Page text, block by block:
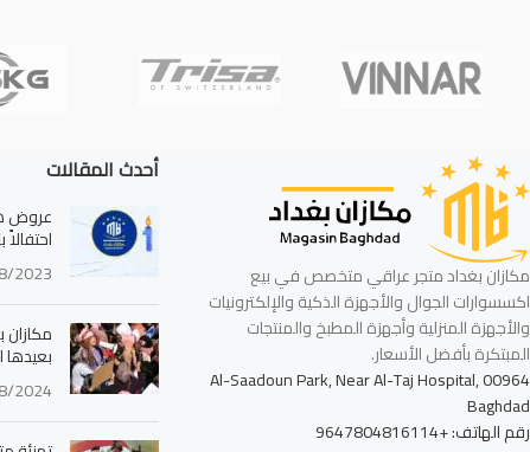
مكازان بغداد متجر عراقي متخصص في بيع
اكسسوارات الجوال والأجهزة الذكية والإلكترونيات
والأجهزة المنزلية وأجهزة المطبخ والمنتجات
المبتكرة بأفضل الأسعار.
Al-Saadoun Park, Near Al-Taj Hospital, 00964
Baghdad
رقم الهاتف: +9647804816114
أحدث المقالات
عروض
2023
مكازان
بعيدها
2024